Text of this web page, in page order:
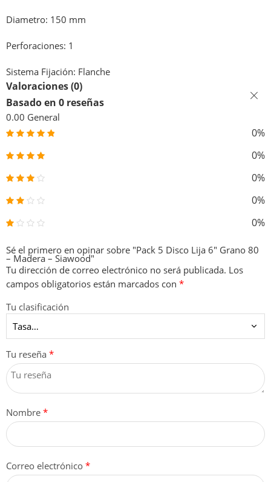
Diametro: 150 mm
Perforaciones: 1
Sistema Fijación: Flanche
Valoraciones (0)
Basado en 0 reseñas
0.00 General
0%
0%
0%
0%
0%
Sé el primero en opinar sobre "Pack 5 Disco Lija 6″ Grano 80
– Madera – Siawood"
Tu dirección de correo electrónico no será publicada. Los
campos obligatorios están marcados con *
Tu clasificación
Tu reseña *
Nombre *
Correo electrónico *